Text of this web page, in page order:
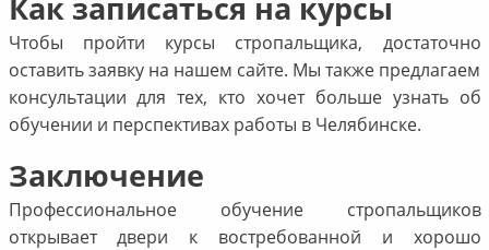
Как записаться на курсы
Чтобы пройти курсы стропальщика, достаточно
оставить заявку на нашем сайте. Мы также предлагаем
консультации для тех, кто хочет больше узнать об
обучении и перспективах работы в Челябинске.
Заключение
Профессиональное обучение стропальщиков
открывает двери к востребованной и хорошо